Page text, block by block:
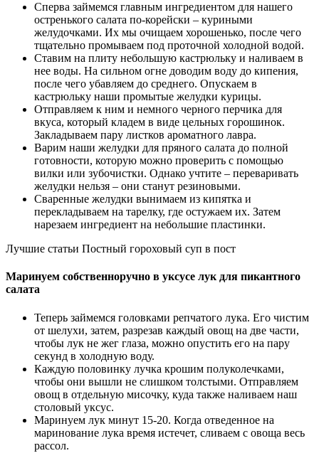
Сперва займемся главным ингредиентом для нашего
остренького салата по-корейски – куриными
желудочками. Их мы очищаем хорошенько, после чего
тщательно промываем под проточной холодной водой.
Ставим на плиту небольшую кастрюльку и наливаем в
нее воды. На сильном огне доводим воду до кипения,
после чего убавляем до среднего. Опускаем в
кастрюльку наши промытые желудки курицы.
Отправляем к ним и немного черного перчика для
вкуса, который кладем в виде цельных горошинок.
Закладываем пару листков ароматного лавра.
Варим наши желудки для пряного салата до полной
готовности, которую можно проверить с помощью
вилки или зубочистки. Однако учтите – переваривать
желудки нельзя – они станут резиновыми.
Сваренные желудки вынимаем из кипятка и
перекладываем на тарелку, где остужаем их. Затем
нарезаем ингредиент на небольшие пластинки.
Лучшие статьи Постный гороховый суп в пост
Маринуем собственноручно в уксусе лук для пикантного
салата
Теперь займемся головками репчатого лука. Его чистим
от шелухи, затем, разрезав каждый овощ на две части,
чтобы лук не жег глаза, можно опустить его на пару
секунд в холодную воду.
Каждую половинку лучка крошим полуколечками,
чтобы они вышли не слишком толстыми. Отправляем
овощ в отдельную мисочку, куда также наливаем наш
столовый уксус.
Маринуем лук минут 15-20. Когда отведенное на
маринование лука время истечет, сливаем с овоща весь
рассол.